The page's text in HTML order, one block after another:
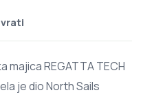
majica REGATTA TECH
je dio North Sails